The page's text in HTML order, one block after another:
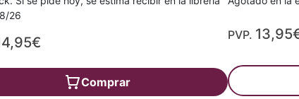
26
Comprar
PVP.